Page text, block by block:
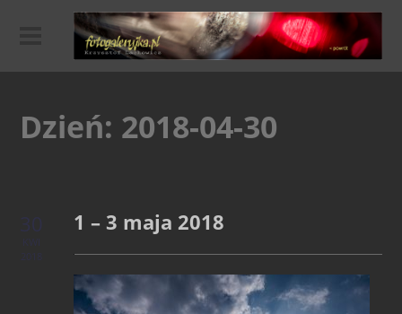
Dzień: 2018-04-30
30
KWI
2018
1 – 3 maja 2018